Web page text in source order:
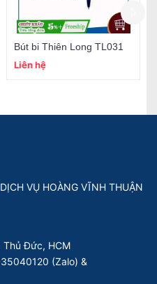
Bút bi Thiên Long TL031
Liên hệ
VỤ HOÀNG VĨNH THUẬN
Thủ Đức, HCM
(Zalo) &